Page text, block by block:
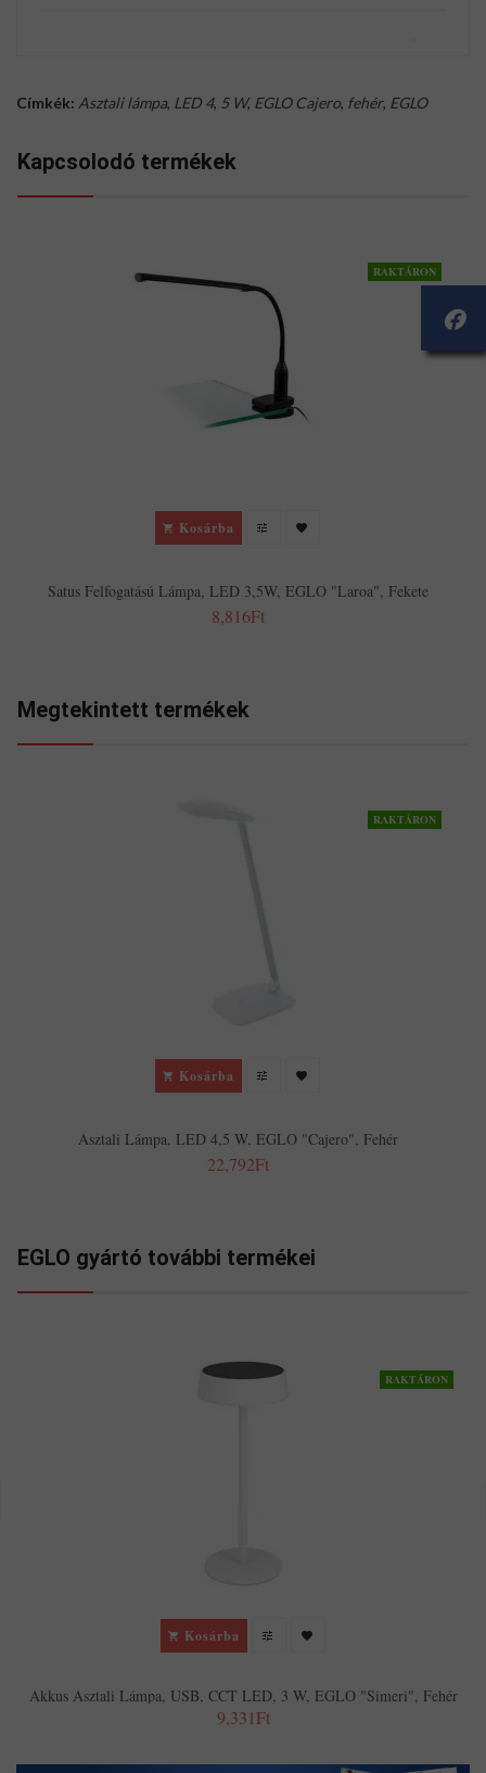
Címkék: Asztali lámpa, LED 4, 5 W, EGLO Cajero, fehér, EGLO
Kapcsolodó termékek
RAKTÁRON
Kosárba
Satus Felfogatású Lámpa, LED 3,5W, EGLO "Laroa", Fekete
8,816Ft
Megtekintett termékek
RAKTÁRON
Kosárba
Asztali Lámpa, LED 4,5 W, EGLO "Cajero", Fehér
22,792Ft
EGLO gyártó további termékei
RAKTÁRON
Kosárba
Akkus Asztali Lámpa, USB, CCT LED, 3 W, EGLO "Simeri", Fehér
9,331Ft